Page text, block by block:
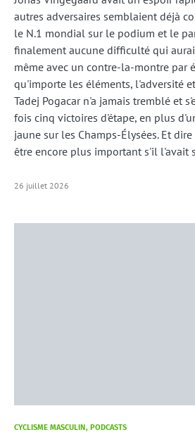
autres adversaires semblaient déjà
le N.1 mondial sur le podium et le
finalement aucune difficulté qui
même avec un contre-la-montre par
qu'importe les éléments, l'adversité
Tadej Pogacar n'a jamais tremblé et
fois cinq victoires d'étape, en plus
jaune sur les Champs-Élysées. Et
être encore plus important s'il l'avait
26 juillet 2026
CYCLISME MASCULIN PODCASTS